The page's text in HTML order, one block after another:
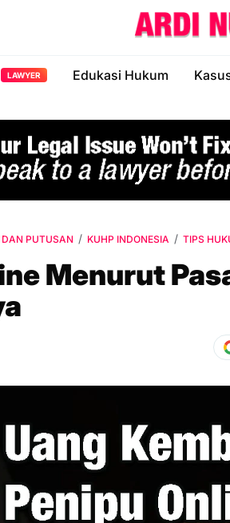
LAWYER Edukasi Hukum
DAN PUTUSAN KUHP INDONESIA TIPS
Menurut